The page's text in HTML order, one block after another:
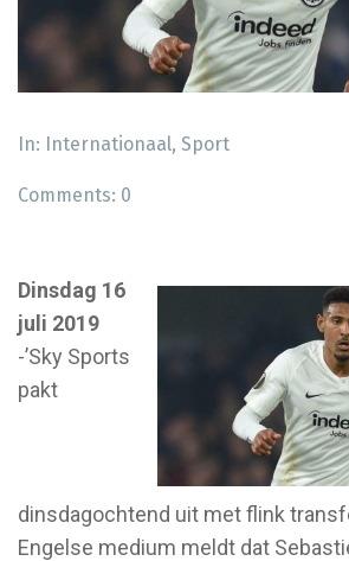
In: Internationaal, Sport
Comments: 0
Dinsdag 16
juli 2019
-’Sky Sports
pakt
dinsdagochtend uit met flink
Engelse medium meldt dat